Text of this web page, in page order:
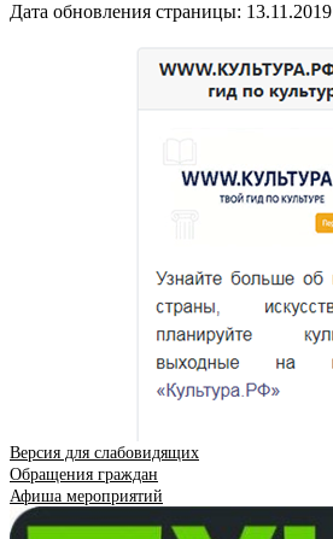
Дата обновления страницы: 13.11.2019
Версия для слабовидящих
Обращения граждан
Афиша мероприятий